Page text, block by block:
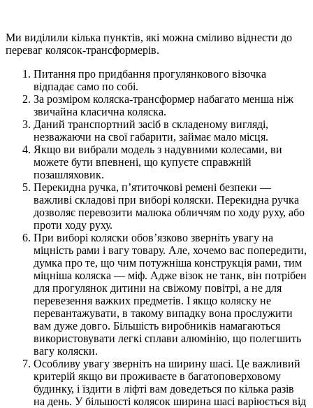
Ми виділили кілька пунктів, які можна сміливо віднести до
переваг колясок-трансформерів.
Питання про придбання прогулянкового візочка
відпадає само по собі.
За розміром коляска-трансформер набагато менша ніж
звичайна класична коляска.
Даний транспортний засіб в складеному вигляді,
незважаючи на свої габарити, займає мало місця.
Якщо ви вибрали модель з надувними колесами, ви
можете бути впевнені, що купуєте справжній
позашляховик.
Перекидна ручка, п’ятиточкові ремені безпеки —
важливі складові при виборі коляски. Перекидна ручка
дозволяє перевозити малюка обличчям по ходу руху, або
проти ходу руху.
При виборі коляски обов’язково зверніть увагу на
міцність рами і вагу товару. Але, хочемо вас попередити,
думка про те, що чим потужніша конструкція рами, тим
міцніша коляска — міф. Адже візок не танк, він потрібен
для прогулянок дитини на свіжому повітрі, а не для
перевезення важких предметів. І якщо коляску не
перевантажувати, в такому випадку вона прослужити
вам дуже довго. Більшість виробників намагаються
використовувати легкі сплави алюмінію, що полегшить
вагу коляски.
Особливу увагу зверніть на ширину шасі. Це важливий
критерій якщо ви проживаєте в багатоповерховому
будинку, і їздити в ліфті вам доведеться по кілька разів
на день. У більшості колясок ширина шасі варіюється від